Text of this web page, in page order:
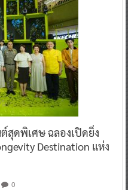
สุดพิเศษ ฉลองเปิดยิ่ง
Destination แห่ง
0